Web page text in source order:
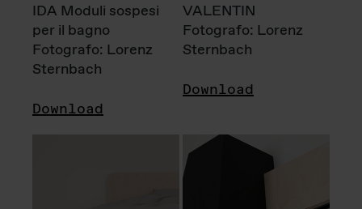
IDA Moduli sospesi
per il bagno
Fotografo: Lorenz
Sternbach
Download
VALENTIN
Fotografo: Lorenz
Sternbach
Download